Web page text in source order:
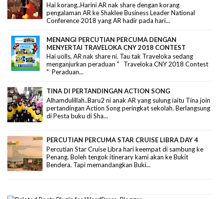
Hai korang..Harini AR nak share dengan korang
pengalaman AR ke Shaklee Business Leader National
Conference 2018 yang AR hadir pada hari...
MENANGI PERCUTIAN PERCUMA DENGAN
MENYERTAI TRAVELOKA CNY 2018 CONTEST
Hai uolls, AR nak share ni. Tau tak Traveloka sedang
menganjurkan peraduan " Traveloka CNY 2018 Contest
" Peraduan...
TINA DI PERTANDINGAN ACTION SONG
Alhamdulillah..Baru2 ni anak AR yang sulung iaitu Tina join
pertandingan Action Song peringkat sekolah. Berlangsung
di Pesta buku di Sha...
PERCUTIAN PERCUMA STAR CRUISE LIBRA DAY 4
Percutian Star Cruise Libra hari keempat di sambung ke
Penang. Boleh tengok itinerary kami akan ke Bukit
Bendera. Tapi memandangkan Buki...